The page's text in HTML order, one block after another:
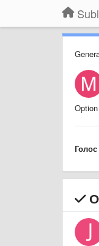
Голос